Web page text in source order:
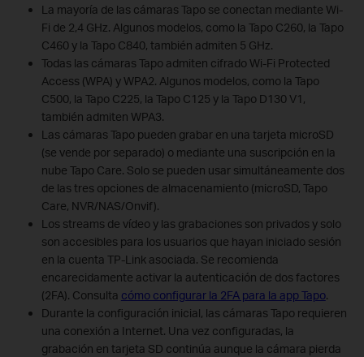
La mayoría de las cámaras Tapo se conectan mediante Wi-
Fi de 2,4 GHz. Algunos modelos, como la Tapo C260, la Tapo
C460 y la Tapo C840, también admiten 5 GHz.
Todas las cámaras Tapo admiten cifrado Wi-Fi Protected
Access (WPA) y WPA2. Algunos modelos, como la Tapo
C500, la Tapo C225, la Tapo C125 y la Tapo D130 V1,
también admiten WPA3.
Las cámaras Tapo pueden grabar en una tarjeta microSD
(se vende por separado) o mediante una suscripción en la
nube Tapo Care. Solo se pueden usar simultáneamente dos
de las tres opciones de almacenamiento (microSD, Tapo
Care, NVR/NAS/Onvif).
Los streams de vídeo y las grabaciones son privados y solo
son accesibles para los usuarios que hayan iniciado sesión
en la cuenta TP-Link asociada. Se recomienda
encarecidamente activar la autenticación de dos factores
(2FA). Consulta cómo configurar la 2FA para la app Tapo.
Durante la configuración inicial, las cámaras Tapo requieren
una conexión a Internet. Una vez configuradas, la
grabación en tarjeta SD continúa aunque la cámara pierda